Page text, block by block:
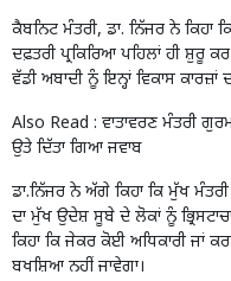
ਕੈਬਨਿਟ ਮੰਤਰੀ, ਡਾ. ਨਿੱਜਰ ਨੇ ਕਿਹਾ
ਦਫ਼ਤਰੀ ਪ੍ਰਕਿਰਿਆ ਪਹਿਲਾਂ ਹੀ ਸ਼ੁਰੂ
ਵੱਡੀ ਅਬਾਦੀ ਨੂੰ ਇਨ੍ਹਾਂ ਵਿਕਾਸ ਕਾਰਜ਼ਾਂ
Also Read : ਵਾਤਾਵਰਣ ਮੰਤਰੀ
ਉਤੇ ਦਿੱਤਾ ਗਿਆ ਜਵਾਬ
ਡਾ.ਨਿੱਜਰ ਨੇ ਅੱਗੇ ਕਿਹਾ ਕਿ ਮੁੱਖ
ਦਾ ਮੁੱਖ ਉਦੇਸ਼ ਸੂਬੇ ਦੇ ਲੋਕਾਂ ਨੂੰ
ਕਿਹਾ ਕਿ ਜੇਕਰ ਕੋਈ ਅਧਿਕਾਰੀ ਜਾਂ
ਬਖਸ਼ਿਆ ਨਹੀਂ ਜਾਵੇਗਾ।